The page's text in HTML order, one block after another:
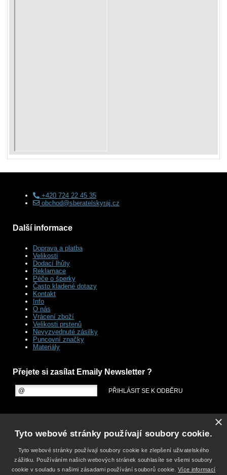
+420 724 22 45 35
obchod@sberatelskyraj.cz
Další informace
Doprava a platba
Velikosti
Dodací lhůty
Reklamace
Péče o šperky
Často kladené dotazy
Kontakt
Info
O nás
Vrácení zboží
Velikosti prstenů
Nevyzvednuté zásilky
Puncovní značky
Materiály
Přejete si zasílat Emaily Newsletter ?
×
Tyto webové stránky používají soubory cookie.
Tyto webové stránky používají soubory cookie ke zlepšení uživatelského
zážitku. Používáním našich webových stránek souhlasíte se všemi soubory
cookie v souladu s našimi zásadami používání souborů cookie.Více informací